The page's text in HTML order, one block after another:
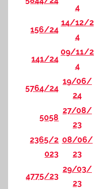
4
156/24
14/12/2
4
141/24
09/11/2
4
5764/24
19/06/
24
5058
27/08/
23
2365/2
023
08/06/
23
4775/23
29/03/
23